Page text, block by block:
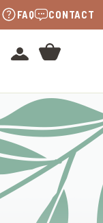
FAQ CONTACT